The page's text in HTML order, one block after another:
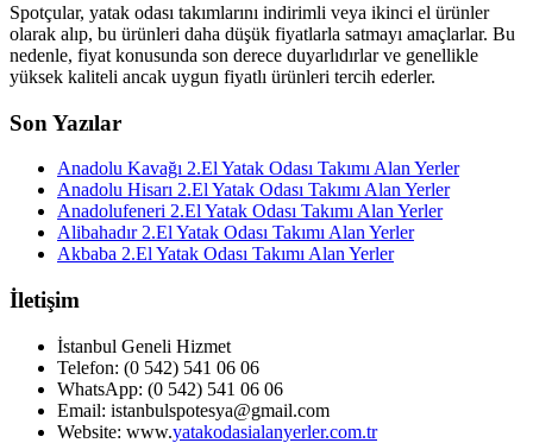
Spotçular, yatak odası takımlarını indirimli veya ikinci el ürünler
olarak alıp, bu ürünleri daha düşük fiyatlarla satmayı amaçlarlar. Bu
nedenle, fiyat konusunda son derece duyarlıdırlar ve genellikle
yüksek kaliteli ancak uygun fiyatlı ürünleri tercih ederler.
Son Yazılar
Anadolu Kavağı 2.El Yatak Odası Takımı Alan Yerler
Anadolu Hisarı 2.El Yatak Odası Takımı Alan Yerler
Anadolufeneri 2.El Yatak Odası Takımı Alan Yerler
Alibahadır 2.El Yatak Odası Takımı Alan Yerler
Akbaba 2.El Yatak Odası Takımı Alan Yerler
İletişim
İstanbul Geneli Hizmet
Telefon: (0 542) 541 06 06
WhatsApp: (0 542) 541 06 06
Email: istanbulspotesya@gmail.com
Website: www.yatakodasialanyerler.com.tr